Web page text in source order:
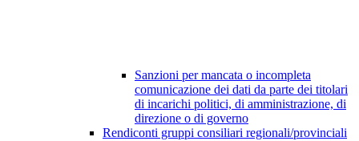
Sanzioni per mancata o incompleta
comunicazione dei dati da parte dei titolari
di incarichi politici, di amministrazione, di
direzione o di governo
Rendiconti gruppi consiliari regionali/provinciali